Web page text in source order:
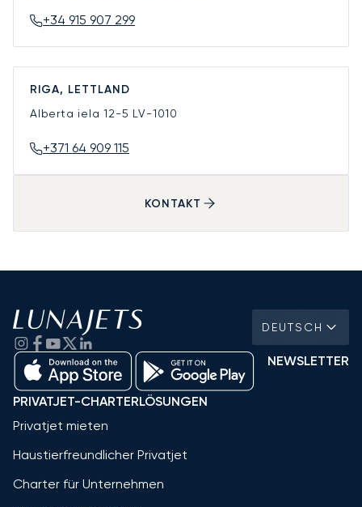
+34 915 907 299
RIGA, LETTLAND
Alberta iela 12-5 LV-1010
+371 64 909 115
KONTAKT
DEUTSCH
NEWSLETTER
PRIVATJET-CHARTERLÖSUNGEN
Privatjet mieten
Haustierfreundlicher Privatjet
Charter für Unternehmen